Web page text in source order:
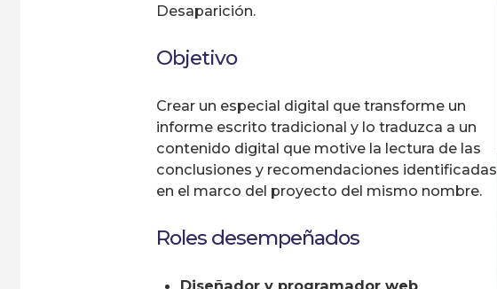
Desaparición.
Objetivo
Crear un especial digital que transforme un
informe escrito tradicional y lo traduzca a un
contenido digital que motive la lectura de las
conclusiones y recomendaciones identificadas
en el marco del proyecto del mismo nombre.
Roles desempeñados
Diseñador y programador web